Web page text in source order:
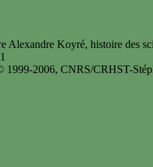
Alexandre Koyré, histoire des
2006, CNRS/CRHST-